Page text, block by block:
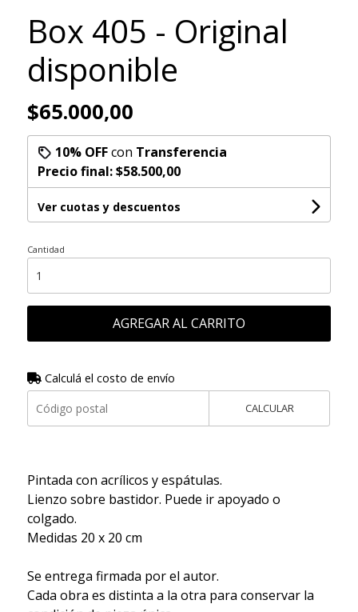
Box 405 - Original
disponible
$65.000,00
10% OFFcon Transferencia
Precio final:$58.500,00
Ver cuotas y descuentos
Cantidad
AGREGAR AL CARRITO
Calculá el costo de envío
CALCULAR
Pintada con acrílicos y espátulas.
Lienzo sobre bastidor. Puede ir apoyado o
colgado.
Medidas 20 x 20 cm
Se entrega firmada por el autor.
Cada obra es distinta a la otra para conservar la